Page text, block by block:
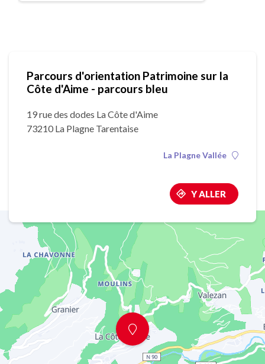
Parcours d'orientation Patrimoine sur la
Côte d'Aime - parcours bleu
19 rue des dodes La Côte d'Aime
73210 La Plagne Tarentaise
La Plagne Vallée
Y ALLER